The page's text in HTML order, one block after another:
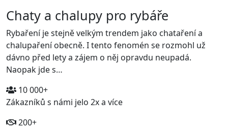
Chaty a chalupy pro rybáře
Rybaření je stejně velkým trendem jako chataření a
chalupaření obecně. I tento fenomén se rozmohl už
dávno před lety a zájem o něj opravdu neupadá.
Naopak jde s…
10 000+
Zákazníků s námi jelo 2x a více
200+